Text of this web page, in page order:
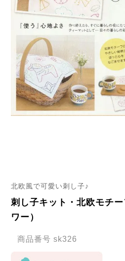
北欧風で可愛い刺し子♪
刺し子キット・北欧モチ
ワー）
商品番号 sk326